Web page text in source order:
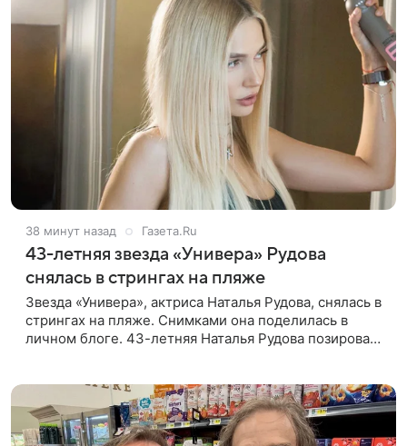
38 минут назад Газета.Ru
43-летняя звезда «Универа» Рудова
снялась в стрингах на пляже
Звезда «Универа», актриса Наталья Рудова, снялась в
стрингах на пляже. Снимками она поделилась в
личном блоге. 43-летняя Наталья Рудова позировала